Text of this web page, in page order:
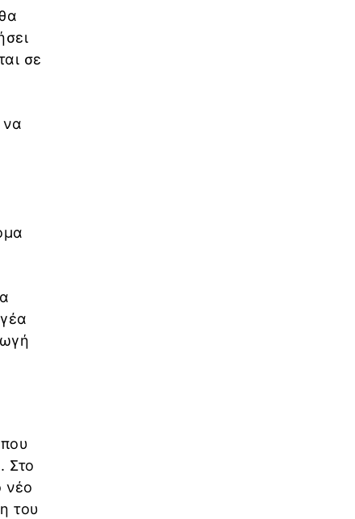
σε
να
Στο
νέο
του